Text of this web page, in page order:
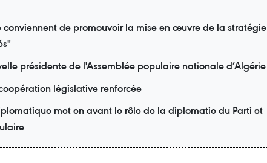
de promouvoir la mise en œuvre de la stratégie
présidente de l'Assemblée populaire nationale d’Algérie
législative renforcée
met en avant le rôle de la diplomatie du Parti et